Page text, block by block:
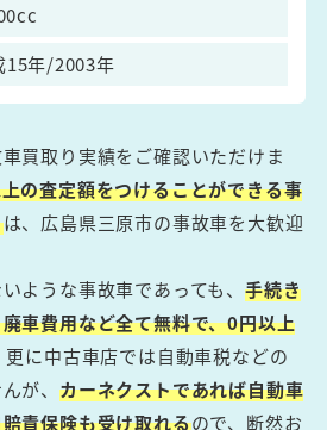
15年/2003年
買取り実績をご確認いただけま
の査定額をつけることができる事
は、広島県三原市の事故車を大歓迎
ような事故車であっても、手続き
車費用など全て無料で、0円以上
更に中古車店では自動車税などの
が、カーネクストであれば自動車
責保険も受け取れるので、断然お